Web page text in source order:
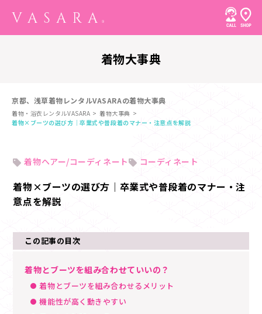
着物大事典
京都、浅草着物レンタルVASARAの着物大事典
着物・浴衣レンタルVASARA
着物大事典
着物×ブーツの選び方｜卒業式や普段着のマナー・注意点を解説
着物ヘアー/コーディネート コーディネート
着物×ブーツの選び方｜卒業式や普段着のマナー・注
意点を解説
この記事の目次
着物とブーツを組み合わせていいの？
着物とブーツを組み合わせるメリット
機能性が高く動きやすい